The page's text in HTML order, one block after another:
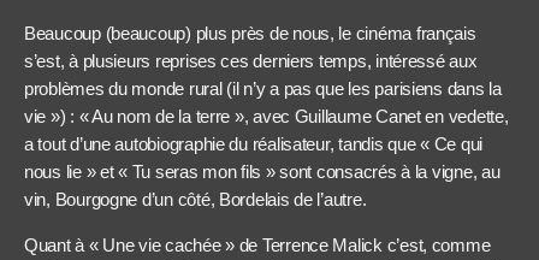
Beaucoup (beaucoup) plus près de nous, le cinéma français
s’est, à plusieurs reprises ces derniers temps, intéressé aux
problèmes du monde rural (il n’y a pas que les parisiens dans la
vie ») : « Au nom de la terre », avec Guillaume Canet en vedette,
a tout d’une autobiographie du réalisateur, tandis que « Ce qui
nous lie » et « Tu seras mon fils » sont consacrés à la vigne, au
vin, Bourgogne d’un côté, Bordelais de l’autre.
Quant à « Une vie cachée » de Terrence Malick c’est, comme